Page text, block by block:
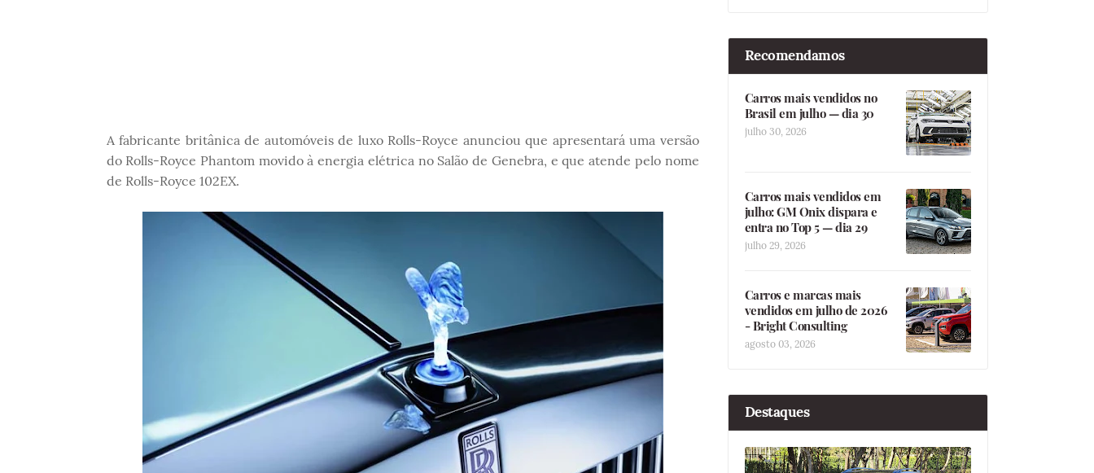
A fabricante britânica de automóveis de luxo Rolls-Royce anunciou que apresentará uma versão
do Rolls-Royce Phantom movido à energia elétrica no Salão de Genebra, e que atende pelo nome
de Rolls-Royce 102EX.
Recomendamos
Carros mais vendidos no
Brasil em julho — dia 30
julho 30, 2026
Carros mais vendidos em
julho: GM Onix dispara e
entra no Top 5 — dia 29
julho 29, 2026
Carros e marcas mais
vendidos em julho de 2026
- Bright Consulting
agosto 03, 2026
Destaques